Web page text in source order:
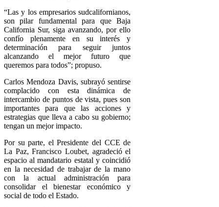
“Las y los empresarios sudcalifornianos,
son pilar fundamental para que Baja
California Sur, siga avanzando, por ello
confío plenamente en su interés y
determinación para seguir juntos
alcanzando el mejor futuro que
queremos para todos”; propuso.
Carlos Mendoza Davis, subrayó sentirse
complacido con esta dinámica de
intercambio de puntos de vista, pues son
importantes para que las acciones y
estrategias que lleva a cabo su gobierno;
tengan un mejor impacto.
Por su parte, el Presidente del CCE de
La Paz, Francisco Loubet, agradeció el
espacio al mandatario estatal y coincidió
en la necesidad de trabajar de la mano
con la actual administración para
consolidar el bienestar económico y
social de todo el Estado.